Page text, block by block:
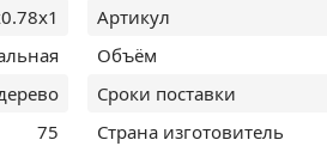
75
Артикул
Объём
Сроки поставки
Страна изготовитель